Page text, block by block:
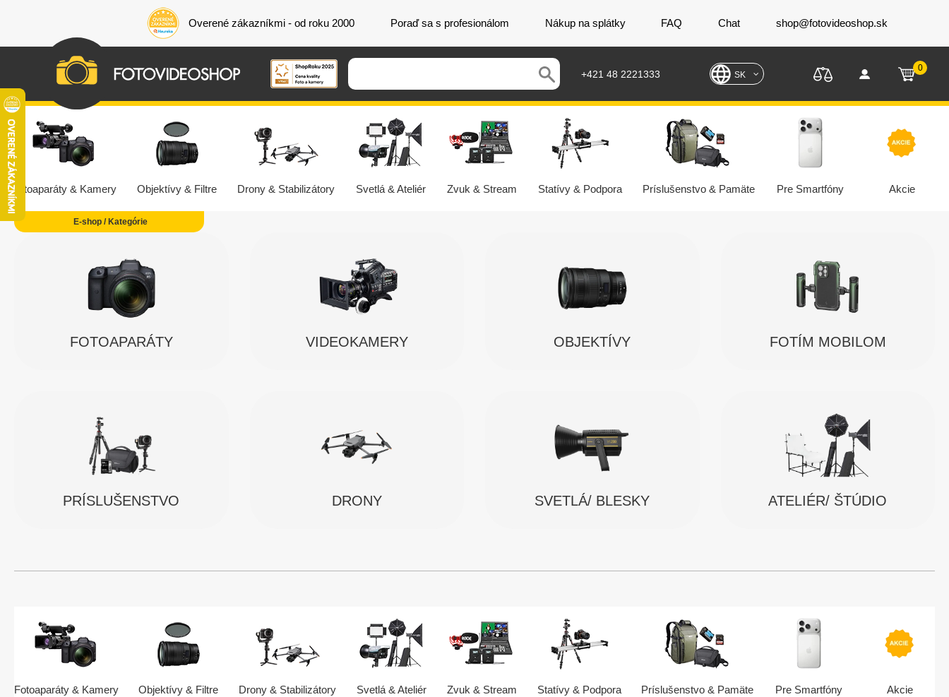
Overené zákazníkmi - od roku 2000 Poraď sa s profesionálom Nákup na splátky FAQ Chat shop@fotovideoshop.sk
+421 48 2221333 SK
0
Fotoaparáty & Kamery Objektívy & Filtre Drony & Stabilizátory Svetlá & Ateliér Zvuk & Stream Statívy & Podpora Príslušenstvo & Pamäte Pre Smartfóny Akcie
FOTOAPARÁTY VIDEOKAMERY OBJEKTÍVY FOTÍM MOBILOM
PRÍSLUŠENSTVO DRONY SVETLÁ/ BLESKY ATELIÉR/ ŠTÚDIO
Fotoaparáty & Kamery Objektívy & Filtre Drony & Stabilizátory Svetlá & Ateliér Zvuk & Stream Statívy & Podpora Príslušenstvo & Pamäte Pre Smartfóny Akcie
E-shop / Kategórie